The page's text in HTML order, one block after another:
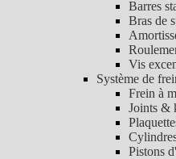
Barres
Bras de
Vis
Système de
Frein à
Joints &
Pistons